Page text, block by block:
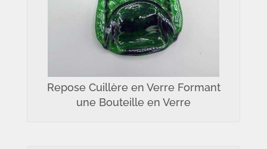
Repose Cuillère en Verre Formant
une Bouteille en Verre